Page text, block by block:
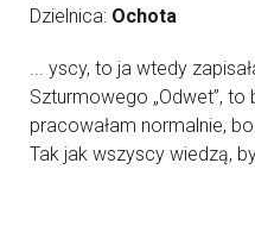
Dzielnica: Ochota
... yscy, to ja wtedy
Szturmowego „Odwet”, to
pracowałam normalnie,
Tak jak wszyscy wiedzą,